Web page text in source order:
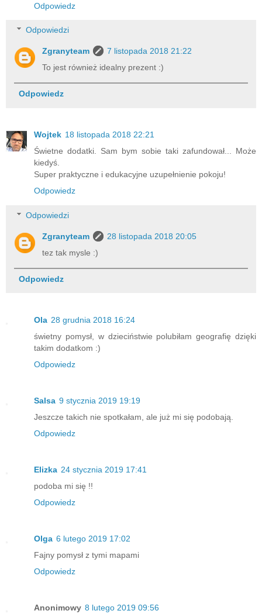
Odpowiedz
Odpowiedzi
Zgranyteam
7 listopada 2018 21:22
To jest również idealny prezent :)
Odpowiedz
Wojtek 18 listopada 2018 22:21
Świetne dodatki. Sam bym sobie taki zafundował... Może
kiedyś.
Super praktyczne i edukacyjne uzupełnienie pokoju!
Odpowiedz
Odpowiedzi
Zgranyteam
28 listopada 2018 20:05
tez tak mysle :)
Odpowiedz
Ola 28 grudnia 2018 16:24
świetny pomysł, w dzieciństwie polubiłam geografię dzięki
takim dodatkom :)
Odpowiedz
Salsa 9 stycznia 2019 19:19
Jeszcze takich nie spotkałam, ale już mi się podobają.
Odpowiedz
Elizka 24 stycznia 2019 17:41
podoba mi się !!
Odpowiedz
Olga 6 lutego 2019 17:02
Fajny pomysł z tymi mapami
Odpowiedz
Anonimowy 8 lutego 2019 09:56